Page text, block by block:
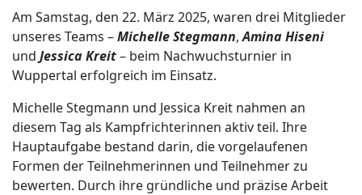
Am Samstag, den 22. März 2025, waren drei Mitglieder
unseres Teams –Michelle Stegmann,Amina Hiseni
und Jessica Kreit– beim Nachwuchsturnier in
Wuppertal erfolgreich im Einsatz.
Michelle Stegmann und Jessica Kreit nahmen an
diesem Tag als Kampfrichterinnen aktiv teil. Ihre
Hauptaufgabe bestand darin, die vorgelaufenen
Formen der Teilnehmerinnen und Teilnehmer zu
bewerten. Durch ihre gründliche und präzise Arbeit